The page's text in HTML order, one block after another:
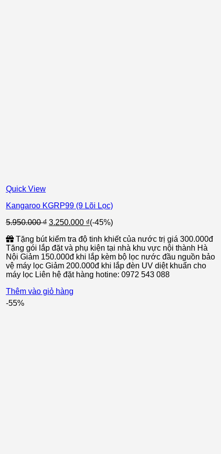
Quick View
Kangaroo KGRP99 (9 Lõi Lọc)
5.950.000₫ Giá
là:
5.950.000 ₫.
3.250.000 ₫Giá
tại
là:
3.250.000 ₫.
(-45%)
Tặng bút kiểm tra độ tinh khiết của nước trị giá 300.000đ
Tặng gói lắp đặt và phụ kiện tại nhà khu vực nội thành Hà
Nội Giảm 150.000đ khi lắp kèm bộ lọc nước đầu nguồn bảo
vệ máy lọc Giảm 200.000đ khi lắp đèn UV diệt khuẩn cho
máy lọc Liên hệ đặt hàng hotine: 0972 543 088
Thêm vào giỏ hàng
-55%